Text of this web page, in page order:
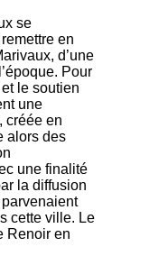
se
en
d’une
Pour
le soutien
une
créée en
alors des
une finalité
la diffusion
cette ville. Le
Renoir en